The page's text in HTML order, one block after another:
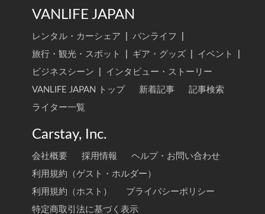
VANLIFE JAPAN
レンタル・カーシェア バンライフ
旅行・観光・スポット
ギア・グッズ イベント
ビジネスシーン
インタビュー・ストーリー
VANLIFE JAPAN トップ
新着記事
記事検索
ライター一覧
Carstay, Inc.
会社概要 採用情報
ヘルプ・お問い合わせ
利用規約（ゲスト・ホルダー）
利用規約（ホスト）
プライバシーポリシー
特定商取引法に基づく表示